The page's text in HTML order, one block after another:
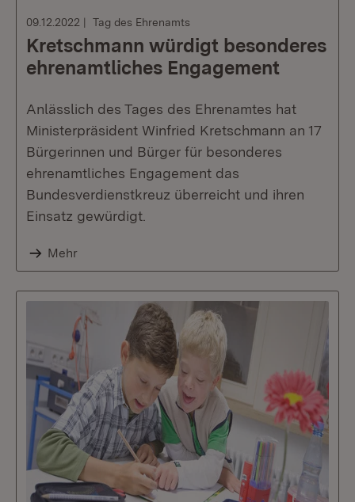
09.12.2022 Tag des Ehrenamts
Kretschmann würdigt besonderes
ehrenamtliches Engagement
Anlässlich des Tages des Ehrenamtes hat
Ministerpräsident Winfried Kretschmann an 17
Bürgerinnen und Bürger für besonderes
ehrenamtliches Engagement das
Bundesverdienstkreuz überreicht und ihren
Einsatz gewürdigt.
Mehr